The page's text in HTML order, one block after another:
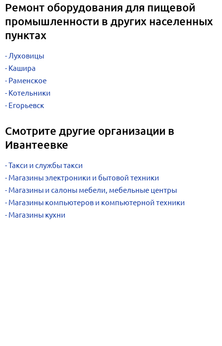
Ремонт оборудования для пищевой
промышленности в других населенных
пунктах
Луховицы
Кашира
Раменское
Котельники
Егорьевск
Смотрите другие организации в
Ивантеевке
Такси и службы такси
Магазины электроники и бытовой техники
Магазины и салоны мебели, мебельные центры
Магазины компьютеров и компьютерной техники
Магазины кухни